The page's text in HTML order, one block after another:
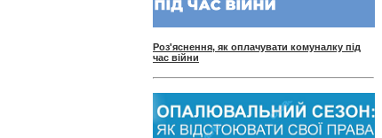
Роз'яснення, як оплачувати комуналку під
час війни